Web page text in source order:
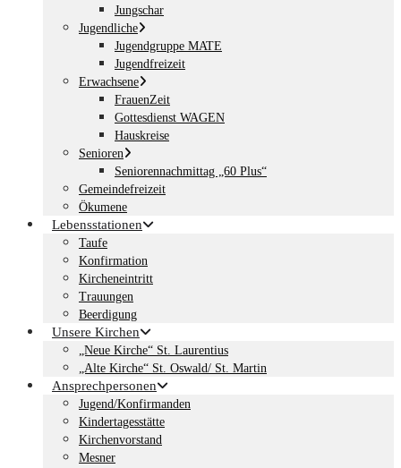
Jungschar
Jugendliche
Jugendgruppe MATE
Jugendfreizeit
Erwachsene
FrauenZeit
Gottesdienst WAGEN
Hauskreise
Senioren
Seniorennachmittag „60 Plus“
Gemeindefreizeit
Ökumene
Lebensstationen
Taufe
Konfirmation
Kircheneintritt
Trauungen
Beerdigung
Unsere Kirchen
„Neue Kirche“ St. Laurentius
„Alte Kirche“ St. Oswald/ St. Martin
Ansprechpersonen
Jugend/Konfirmanden
Kindertagesstätte
Kirchenvorstand
Mesner